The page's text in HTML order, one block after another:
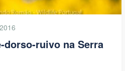
dorso-ruivo na Serra